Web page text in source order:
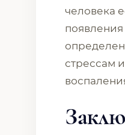
человека
стрессам